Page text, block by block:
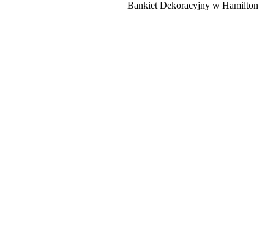
Bankiet Dekoracyjny w Hamilton